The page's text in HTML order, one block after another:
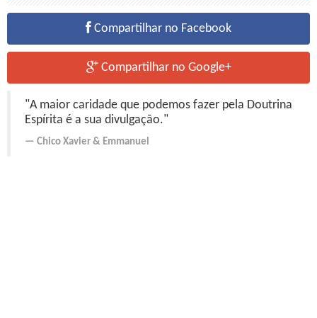
Compartilhar no Facebook
Compartilhar no Google+
"A maior caridade que podemos fazer pela Doutrina
Espírita é a sua divulgação."
Chico Xavier & Emmanuel